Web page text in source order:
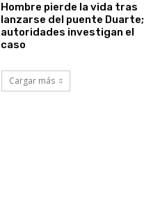
Hombre pierde la vida tras
lanzarse del puente Duarte;
autoridades investigan el
caso
Cargar más